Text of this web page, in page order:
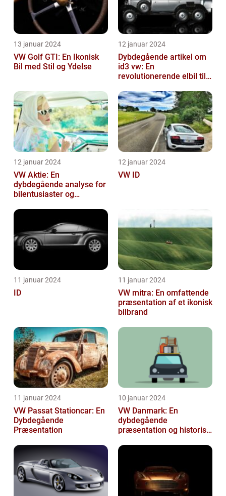
13 januar 2024
VW Golf GTI: En Ikonisk
Bil med Stil og Ydelse
12 januar 2024
Dybdegående artikel om
id3 vw: En
revolutionerende elbil til
12 januar 2024
VW Aktie: En
dybdegående analyse for
bilentusiaster og
12 januar 2024
VW ID
11 januar 2024
ID
11 januar 2024
VW mitra: En omfattende
præsentation af et ikonisk
bilbrand
11 januar 2024
VW Passat Stationcar: En
Dybdegående
Præsentation
10 januar 2024
VW Danmark: En
dybdegående
præsentation og historisk